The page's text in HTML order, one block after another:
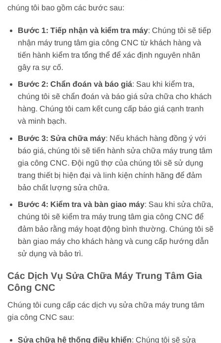
chúng tôi bao gồm các bước sau:
Bước 1: Tiếp nhận và kiểm tra máy: Chúng tôi sẽ tiếp
nhận máy trung tâm gia công CNC từ khách hàng và
tiến hành kiểm tra tổng thể để xác định nguyên nhân
gây ra sự cố.
Bước 2: Chẩn đoán và báo giá: Sau khi kiểm tra,
chúng tôi sẽ chẩn đoán và báo giá sửa chữa cho khách
hàng. Chúng tôi cam kết cung cấp báo giá cạnh tranh
và minh bạch.
Bước 3: Sửa chữa máy: Nếu khách hàng đồng ý với
báo giá, chúng tôi sẽ tiến hành sửa chữa máy trung tâm
gia công CNC. Đội ngũ thợ của chúng tôi sẽ sử dụng
trang thiết bị hiện đại và linh kiện chính hãng để đảm
bảo chất lượng sửa chữa.
Bước 4: Kiểm tra và bàn giao máy: Sau khi sửa chữa,
chúng tôi sẽ kiểm tra máy trung tâm gia công CNC để
đảm bảo rằng máy hoạt động bình thường. Chúng tôi sẽ
bàn giao máy cho khách hàng và cung cấp hướng dẫn
sử dụng và bảo trì.
Các Dịch Vụ Sửa Chữa Máy Trung Tâm Gia
Công CNC
Chúng tôi cung cấp các dịch vụ sửa chữa máy trung tâm
gia công CNC sau:
Sửa chữa hệ thống điều khiển: Chúng tôi sẽ sửa